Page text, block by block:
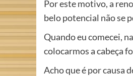
Por este motivo, a
belo potencial não se
Quando eu comecei,
colocarmos a cabeça
Acho que é por causa